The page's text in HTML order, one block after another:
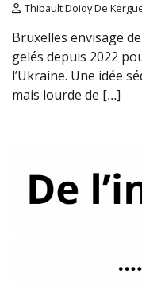
Thibault Doidy De
Bruxelles envisage
gelés depuis 2022
l’Ukraine. Une idée
mais lourde de […]